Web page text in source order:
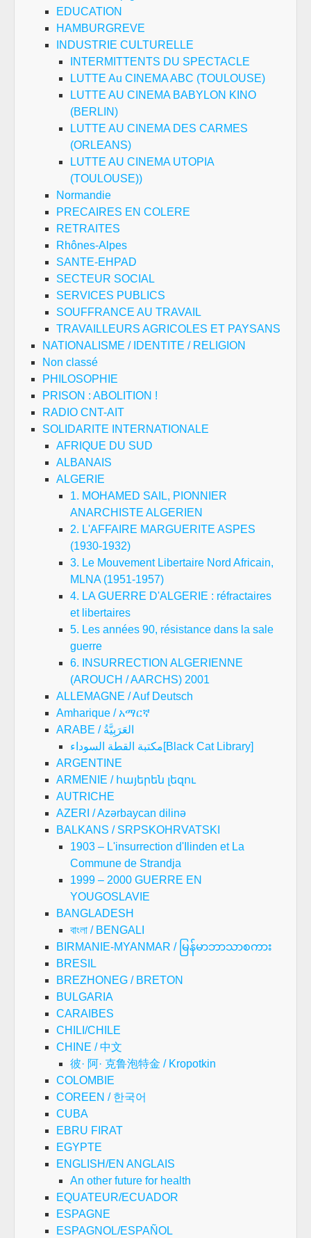
EDUCATION
HAMBURGREVE
INDUSTRIE CULTURELLE
INTERMITTENTS DU SPECTACLE
LUTTE Au CINEMA ABC (TOULOUSE)
LUTTE AU CINEMA BABYLON KINO
(BERLIN)
LUTTE AU CINEMA DES CARMES
(ORLEANS)
LUTTE AU CINEMA UTOPIA
(TOULOUSE))
Normandie
PRECAIRES EN COLERE
RETRAITES
Rhônes-Alpes
SANTE-EHPAD
SECTEUR SOCIAL
SERVICES PUBLICS
SOUFFRANCE AU TRAVAIL
TRAVAILLEURS AGRICOLES ET PAYSANS
NATIONALISME / IDENTITE / RELIGION
Non classé
PHILOSOPHIE
PRISON : ABOLITION !
RADIO CNT-AIT
SOLIDARITE INTERNATIONALE
AFRIQUE DU SUD
ALBANAIS
ALGERIE
1. MOHAMED SAIL, PIONNIER
ANARCHISTE ALGERIEN
2. L'AFFAIRE MARGUERITE ASPES
(1930-1932)
3. Le Mouvement Libertaire Nord Africain,
MLNA (1951-1957)
4. LA GUERRE D'ALGERIE : réfractaires
et libertaires
5. Les années 90, résistance dans la sale
guerre
6. INSURRECTION ALGERIENNE
(AROUCH / AARCHS) 2001
ALLEMAGNE / Auf Deutsch
Amharique / አማርኛ
ARABE / العَرَبِيَّةُ
مكتبة القطة السوداء[Black Cat Library]
ARGENTINE
ARMENIE / հայերեն լեզու
AUTRICHE
AZERI / Azərbaycan dilinə
BALKANS / SRPSKOHRVATSKI
1903 – L'insurrection d'Ilinden et La
Commune de Strandja
1999 – 2000 GUERRE EN
YOUGOSLAVIE
BANGLADESH
বাংলা / BENGALI
BIRMANIE-MYANMAR / မြန်မာဘာသာစကား
BRESIL
BREZHONEG / BRETON
BULGARIA
CARAIBES
CHILI/CHILE
CHINE / 中文
彼· 阿· 克鲁泡特金 / Kropotkin
COLOMBIE
COREEN / 한국어
CUBA
EBRU FIRAT
EGYPTE
ENGLISH/EN ANGLAIS
An other future for health
EQUATEUR/ECUADOR
ESPAGNE
ESPAGNOL/ESPAÑOL